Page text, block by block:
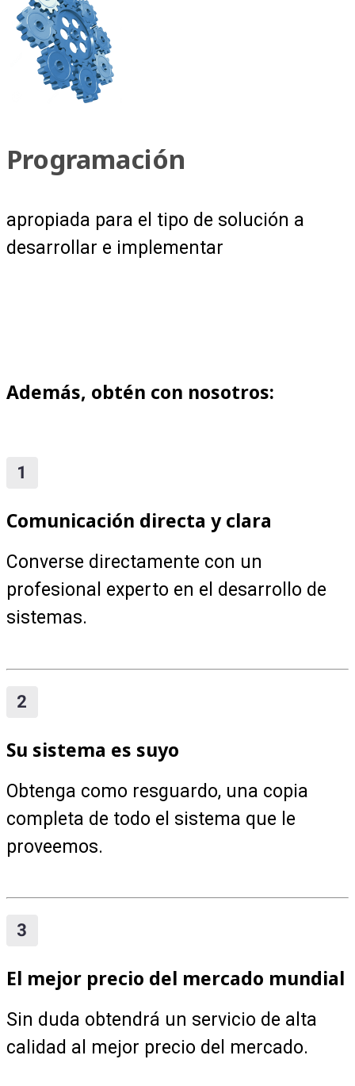
Programación
apropiada para el tipo de solución a
desarrollar e implementar
Además, obtén con nosotros:
Comunicación directa y clara
Converse directamente con un
profesional experto en el desarrollo de
sistemas.
Su sistema es suyo
Obtenga como resguardo, una copia
completa de todo el sistema que le
proveemos.
El mejor precio del mercado mundial
Sin duda obtendrá un servicio de alta
calidad al mejor precio del mercado.